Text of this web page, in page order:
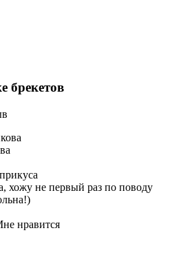
брекетов
хожу не первый раз по поводу
нравится